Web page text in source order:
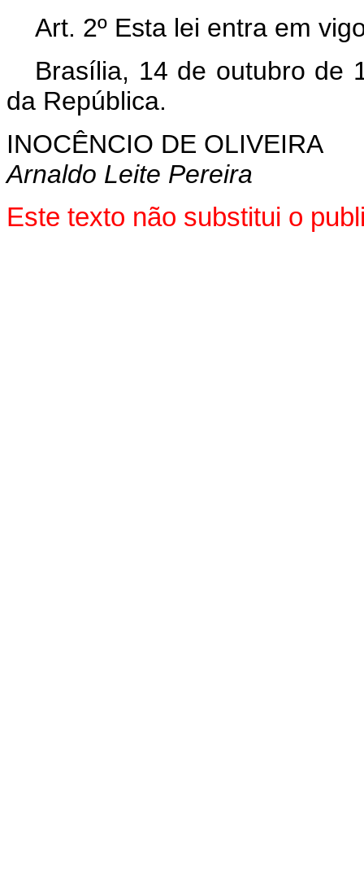
Art. 2º Esta lei entra em
Brasília, 14 de outubro de
da República.
INOCÊNCIO DE OLIVEIRA
Arnaldo Leite Pereira
Este texto não substitui o